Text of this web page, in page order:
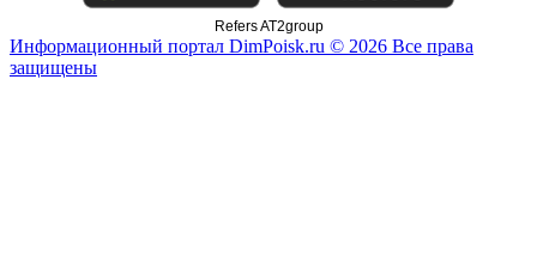
Refers AT2group
Информационный портал DimPoisk.ru © 2026 Все права
защищены